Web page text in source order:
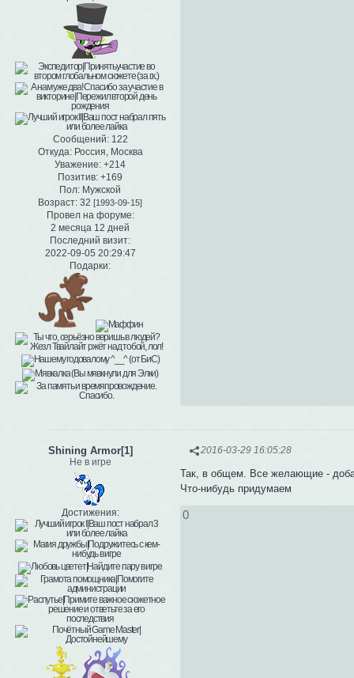
Сообщений:122
Откуда:Россия, Москва
Уважение: +214
Позитив: +169
Пол: Мужской
Возраст: 32 [1993-09-15]
Провел на форуме:
2 месяца 12 дней
Последний визит:
2022-09-05 20:29:47
Подарки:
2016-03-29 16:05:28
Shining Armor[1]
Не в игре
Достижения:
Так, в общем. Все желающие -
Что-нибудь придумаем
0